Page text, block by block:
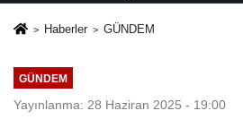
Haberler GÜNDEM
GÜNDEM
Yayınlanma: 28 Haziran 2025 - 19:00